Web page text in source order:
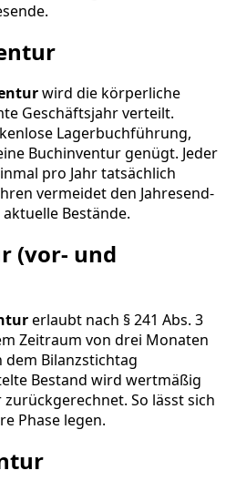
wird die körperliche
Geschäftsjahr verteilt.
Lagerbuchführung,
Buchinventur genügt. Jeder
pro Jahr tatsächlich
vermeidet den Jahresend-
Bestände.
(vor- und
erlaubt nach § 241 Abs. 3
Zeitraum von drei Monaten
Bilanzstichtag
Bestand wird wertmäßig
So lässt sich
Phase legen.